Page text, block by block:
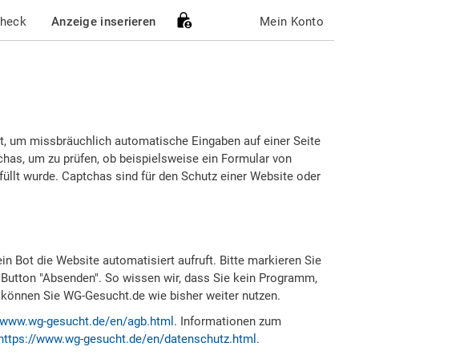
Anzeige inserieren Mein Konto
um missbräuchlich automatische Eingaben auf einer Seite
um zu prüfen, ob beispielsweise ein Formular von
wurde. Captchas sind für den Schutz einer Website oder
Bot die Website automatisiert aufruft. Bitte markieren Sie
"Absenden". So wissen wir, dass Sie kein Programm,
Sie WG-Gesucht.de wie bisher weiter nutzen.
gesucht.de/en/agb.html . Informationen zum
www.wg-gesucht.de/en/datenschutz.html .